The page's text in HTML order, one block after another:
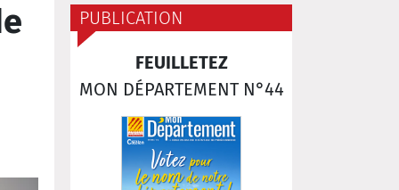
PUBLICATION
FEUILLETEZ
MON DÉPARTEMENT N°44